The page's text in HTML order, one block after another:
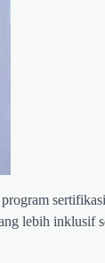
lebih inklusif